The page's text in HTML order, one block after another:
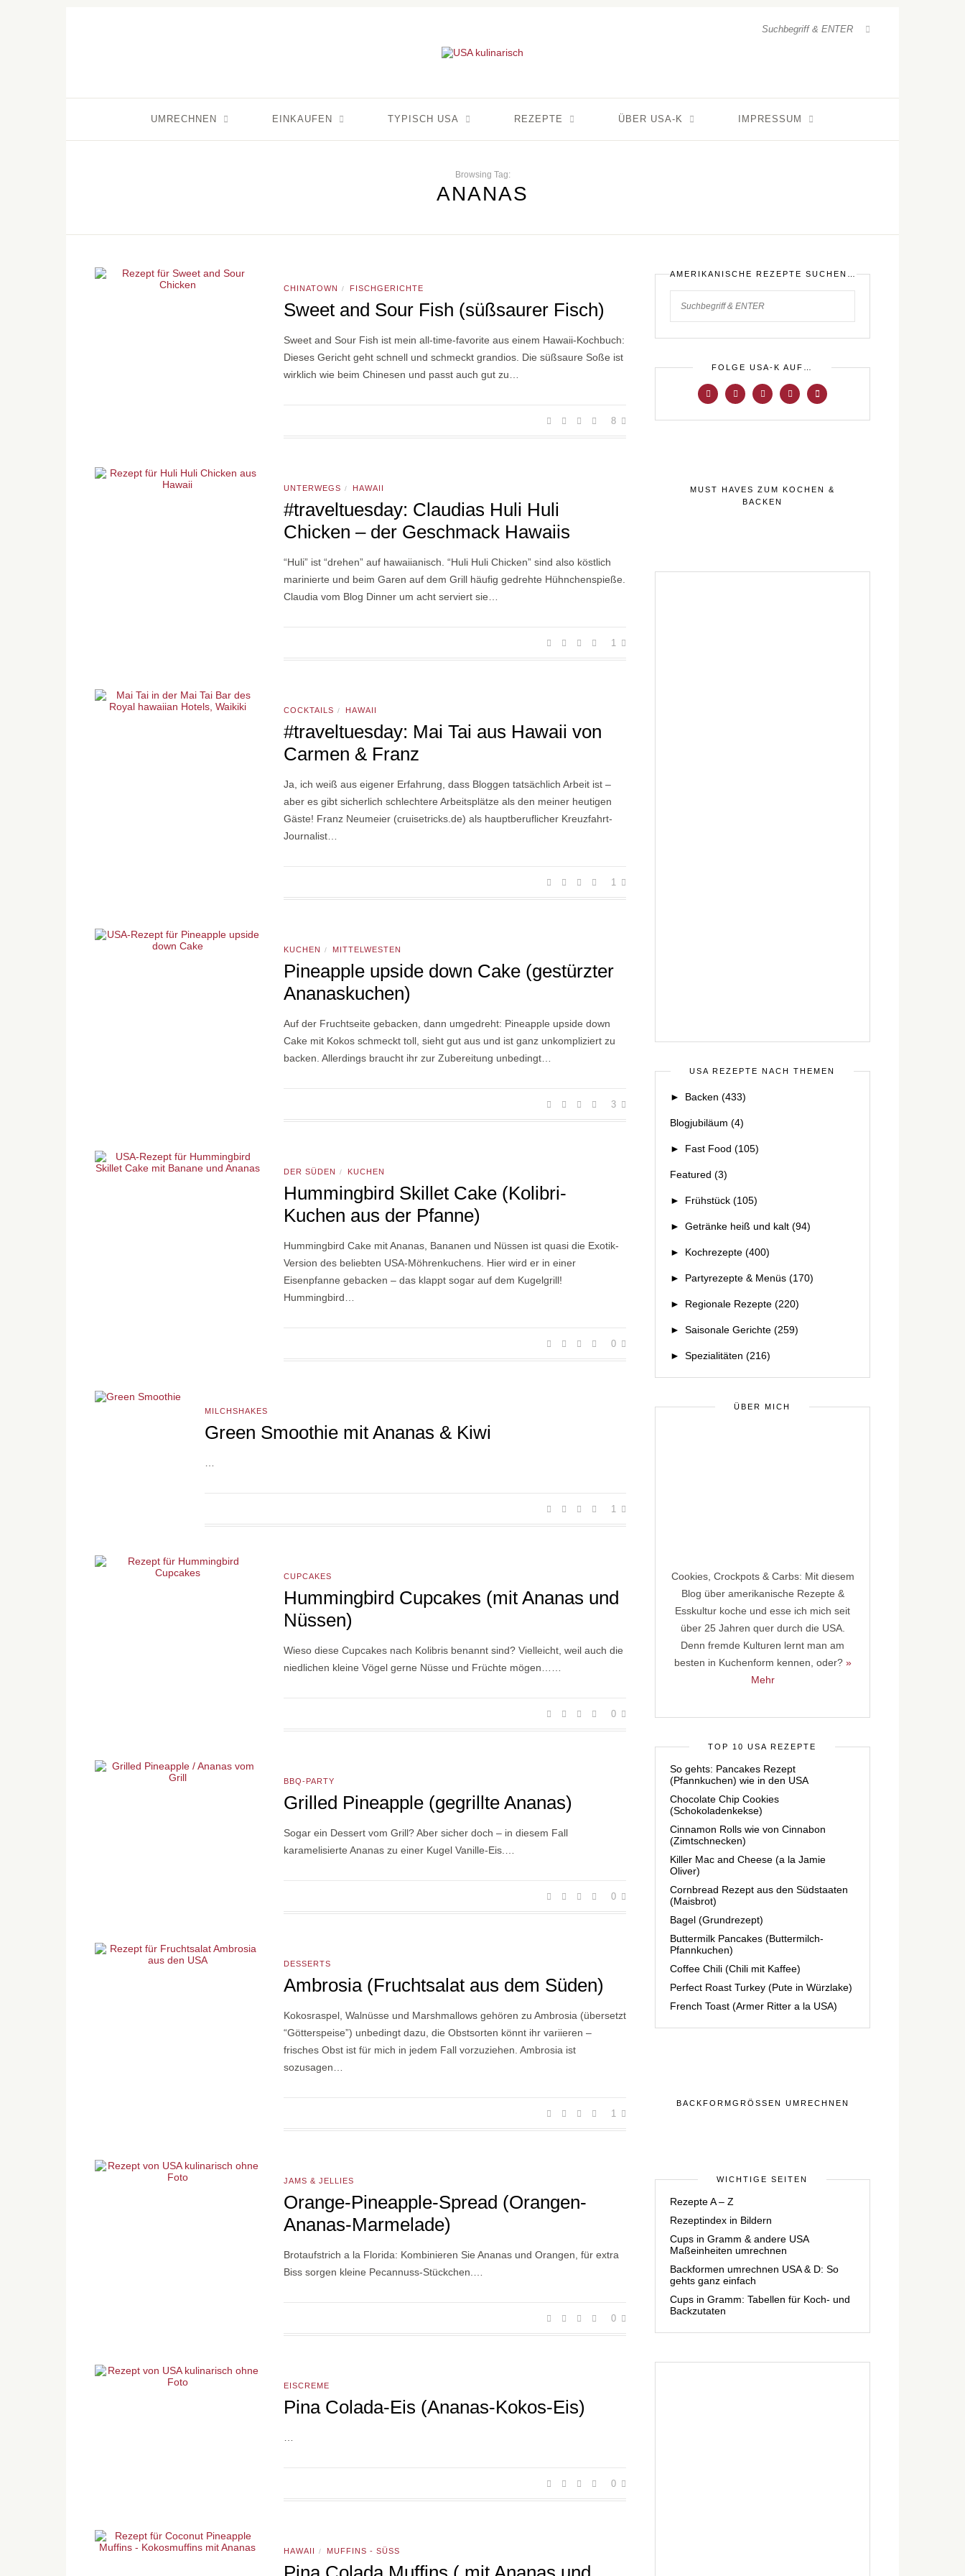
UMRECHNEN EINKAUFEN TYPISCH USA REZEPTE ÜBER USA-K IMPRESSUM
Browsing Tag:
ANANAS
CHINATOWN / FISCHGERICHTE
Sweet and Sour Fish (süßsaurer Fisch)
Sweet and Sour Fish ist mein all-time-favorite aus einem Hawaii-Kochbuch:
Dieses Gericht geht schnell und schmeckt grandios. Die süßsaure Soße ist
wirklich wie beim Chinesen und passt auch gut zu…
8
UNTERWEGS / HAWAII
#traveltuesday: Claudias Huli Huli
Chicken – der Geschmack Hawaiis
“Huli” ist “drehen” auf hawaiianisch. “Huli Huli Chicken” sind also köstlich
marinierte und beim Garen auf dem Grill häufig gedrehte Hühnchenspieße.
Claudia vom Blog Dinner um acht serviert sie…
1
COCKTAILS / HAWAII
#traveltuesday: Mai Tai aus Hawaii von
Carmen & Franz
Ja, ich weiß aus eigener Erfahrung, dass Bloggen tatsächlich Arbeit ist –
aber es gibt sicherlich schlechtere Arbeitsplätze als den meiner heutigen
Gäste! Franz Neumeier (cruisetricks.de) als hauptberuflicher Kreuzfahrt-
Journalist…
1
KUCHEN / MITTELWESTEN
Pineapple upside down Cake (gestürzter
Ananaskuchen)
Auf der Fruchtseite gebacken, dann umgedreht: Pineapple upside down
Cake mit Kokos schmeckt toll, sieht gut aus und ist ganz unkompliziert zu
backen. Allerdings braucht ihr zur Zubereitung unbedingt…
3
DER SÜDEN / KUCHEN
Hummingbird Skillet Cake (Kolibri-
Kuchen aus der Pfanne)
Hummingbird Cake mit Ananas, Bananen und Nüssen ist quasi die Exotik-
Version des beliebten USA-Möhrenkuchens. Hier wird er in einer
Eisenpfanne gebacken – das klappt sogar auf dem Kugelgrill!
Hummingbird…
0
MILCHSHAKES
Green Smoothie mit Ananas & Kiwi
1
CUPCAKES
Hummingbird Cupcakes (mit Ananas und
Nüssen)
Wieso diese Cupcakes nach Kolibris benannt sind? Vielleicht, weil auch die
niedlichen kleine Vögel gerne Nüsse und Früchte mögen……
0
BBQ-PARTY
Grilled Pineapple (gegrillte Ananas)
Sogar ein Dessert vom Grill? Aber sicher doch – in diesem Fall
karamelisierte Ananas zu einer Kugel Vanille-Eis.…
0
DESSERTS
Ambrosia (Fruchtsalat aus dem Süden)
Kokosraspel, Walnüsse und Marshmallows gehören zu Ambrosia (übersetzt
“Götterspeise”) unbedingt dazu, die Obstsorten könnt ihr variieren –
frisches Obst ist für mich in jedem Fall vorzuziehen. Ambrosia ist
sozusagen…
1
JAMS & JELLIES
Orange-Pineapple-Spread (Orangen-
Ananas-Marmelade)
Brotaufstrich a la Florida: Kombinieren Sie Ananas und Orangen, für extra
Biss sorgen kleine Pecannuss-Stückchen.…
0
EISCREME
Pina Colada-Eis (Ananas-Kokos-Eis)
0
HAWAII / MUFFINS - SÜSS
AMERIKANISCHE REZEPTE SUCHEN…
FOLGE USA-K AUF…
MUST HAVES ZUM KOCHEN &
BACKEN
USA REZEPTE NACH THEMEN
► Backen (433)
Blogjubiläum (4)
► Fast Food (105)
Featured (3)
► Frühstück (105)
► Getränke heiß und kalt (94)
► Kochrezepte (400)
► Partyrezepte & Menüs (170)
► Regionale Rezepte (220)
► Saisonale Gerichte (259)
► Spezialitäten (216)
ÜBER MICH
Cookies, Crockpots & Carbs: Mit diesem
Blog über amerikanische Rezepte &
Esskultur koche und esse ich mich seit
über 25 Jahren quer durch die USA.
Denn fremde Kulturen lernt man am
besten in Kuchenform kennen, oder? »
Mehr
TOP 10 USA REZEPTE
So gehts: Pancakes Rezept
(Pfannkuchen) wie in den USA
Chocolate Chip Cookies
(Schokoladenkekse)
Cinnamon Rolls wie von Cinnabon
(Zimtschnecken)
Killer Mac and Cheese (a la Jamie
Oliver)
Cornbread Rezept aus den Südstaaten
(Maisbrot)
Bagel (Grundrezept)
Buttermilk Pancakes (Buttermilch-
Pfannkuchen)
Coffee Chili (Chili mit Kaffee)
Perfect Roast Turkey (Pute in Würzlake)
French Toast (Armer Ritter a la USA)
BACKFORMGRÖSSEN UMRECHNEN
WICHTIGE SEITEN
Rezepte A – Z
Rezeptindex in Bildern
Cups in Gramm & andere USA
Maßeinheiten umrechnen
Backformen umrechnen USA & D: So
gehts ganz einfach
Cups in Gramm: Tabellen für Koch- und
Backzutaten